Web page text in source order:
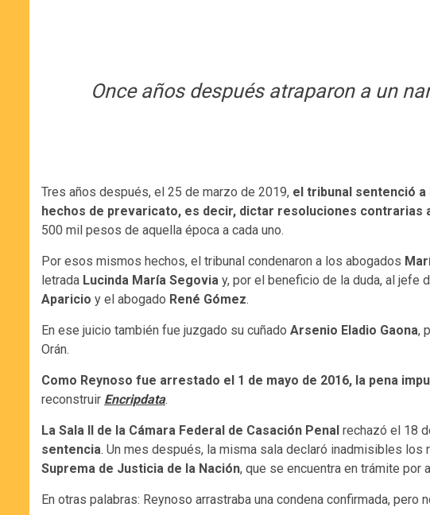
Once años después atraparon a un
Tres años después, el 25 de marzo de 2019, el tribunal sentenció
hechos de prevaricato, es decir, dictar resoluciones contrarias
500 mil pesos de aquella época a cada uno.
Por esos mismos hechos, el tribunal condenaron a los abogados
letrada Lucinda María Segovia y, por el beneficio de la duda, al jefe
Aparicio y el abogado René Gómez.
En ese juicio también fue juzgado su cuñado Arsenio Eladio Gaona,
Orán.
Como Reynoso fue arrestado el 1 de mayo de 2016, la pena
reconstruir Encripdata.
La Sala II de la Cámara Federal de Casación Penal rechazó el 18
sentencia. Un mes después, la misma sala declaró inadmisibles los
Suprema de Justicia de la Nación, que se encuentra en trámite por
En otras palabras: Reynoso arrastraba una condena confirmada,